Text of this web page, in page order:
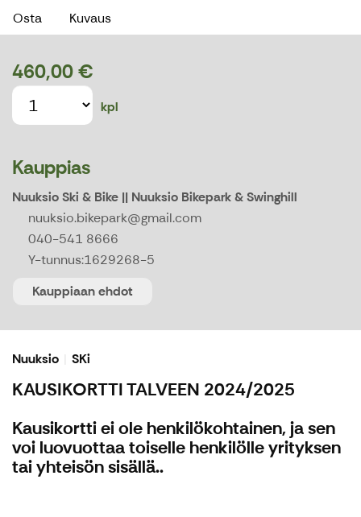
Osta Kuvaus
460,00 €
kpl
Kauppias
Nuuksio Ski & Bike || Nuuksio Bikepark & Swinghill
nuuksio.bikepark@gmail.com
040-541 8666
Y-tunnus:1629268-5
Kauppiaan ehdot
Nuuksio SKi
KAUSIKORTTI TALVEEN 2024/2025
Kausikortti ei ole henkilökohtainen, ja sen
voi luovuottaa toiselle henkilölle yrityksen
tai yhteisön sisällä..